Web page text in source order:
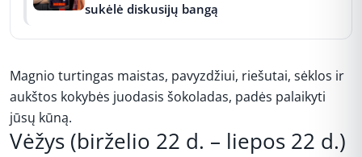
sukėlė diskusijų bangą
Magnio turtingas maistas, pavyzdžiui, riešutai, sėklos ir
aukštos kokybės juodasis šokoladas, padės palaikyti
jūsų kūną.
Vėžys (birželio 22 d. – liepos 22 d.)